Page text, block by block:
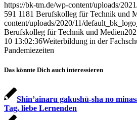
https://bk-tm.de/wp-content/uploads/
591 1181 Berufskolleg für Technik und
content/uploads/2020/11/
Berufskolleg für Technik und Medien
10 13:02:36Weiterbildung in der
Pandemiezeiten
Das könnte Dich auch interessieren
Shin’ainaru gakushū-sha no
Tag, liebe Lernenden